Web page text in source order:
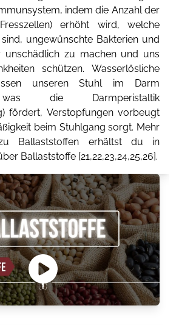
indem die Anzahl der
erhöht wird, welche
ungewünschte Bakterien und
unschädlich zu machen und uns
schützen. Wasserlösliche
unseren Stuhl im Darm
die Darmperistaltik
fördert, Verstopfungen vorbeugt
beim Stuhlgang sorgt. Mehr
Ballaststoffen erhältst du in
Ballaststoffe [21,22,23,24,25,26].